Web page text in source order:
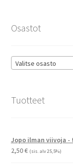
Osastot
Valitse osasto
Tuotteet
Jopo ilman viivoja
2,50€ (sis. alv 25,5%)